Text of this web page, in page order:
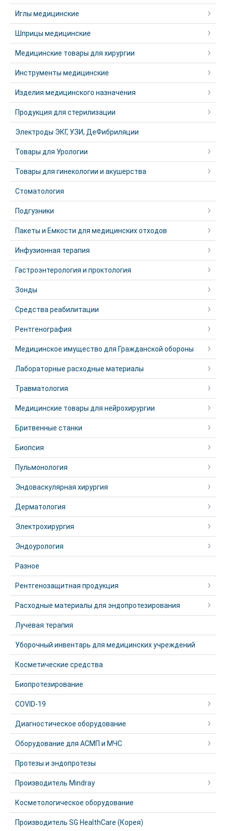
Иглы медицинские
Шприцы медицинские
Медицинские товары для хирургии
Инструменты медицинские
Изделия медицинского назначения
Продукция для стерилизации
Электроды ЭКГ, УЗИ, ДеФибриляции
Товары для Урологии
Товары для гинекологии и акушерства
Стоматология
Подгузники
Пакеты и Емкости для медицинских отходов
Инфузионная терапия
Гастроэнтерология и проктология
Зонды
Средства реабилитации
Рентгенография
Медицинское имущество для Гражданской обороны
Лабораторные расходные материалы
Травматология
Медицинские товары для нейрохирургии
Бритвенные станки
Биопсия
Пульмонология
Эндоваскулярная хирургия
Дерматология
Электрохирургия
Эндоурология
Разное
Рентгенозащитная продукция
Расходные материалы для эндопротезирования
Лучевая терапия
Уборочный инвентарь для медицинских учреждений
Косметические средства
Биопротезирование
COVID-19
Диагностическое оборудование
Оборудование для АСМП и МЧС
Протезы и эндопротезы
Производитель Mindray
Косметологическое оборудование
Производитель SG HealthCare (Корея)